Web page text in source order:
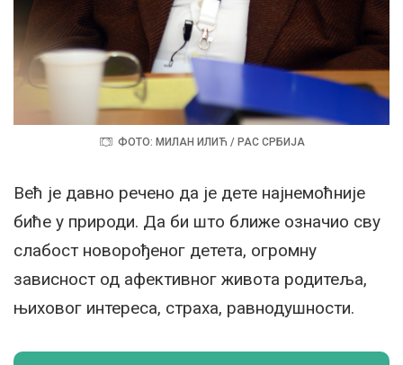
ФОТО: МИЛАН ИЛИЋ / РАС СРБИЈА
Већ је давно речено да је дете најнемоћније
биће у природи. Да би што ближе означио сву
слабост новорођеног детета, огромну
зависност од афективног живота родитеља,
њиховог интереса, страха, равнодушности.